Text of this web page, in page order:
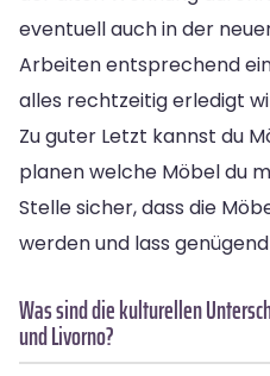
eventuell auch in der
Arbeiten entsprechend
alles rechtzeitig erledigt
Zu guter Letzt kannst du
planen welche Möbel du
Stelle sicher, dass die
werden und lass
Was sind die kulturellen
und Livorno?